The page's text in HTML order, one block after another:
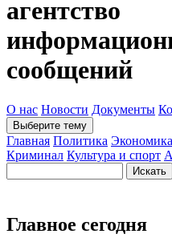
агентство
сообщений
О нас Новости Документы
Выберите тему
Главная Политика Экономика
Криминал Культура и спорт
Главное сегодня